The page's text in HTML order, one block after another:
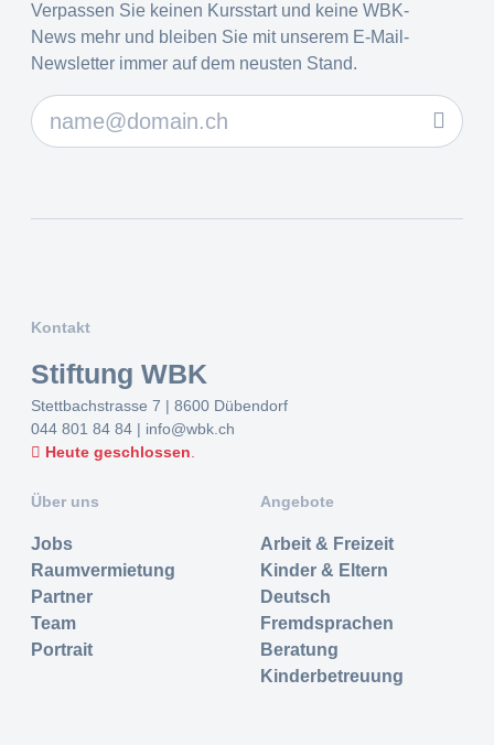
Verpassen Sie keinen Kursstart und keine WBK-
News mehr und bleiben Sie mit unserem E-Mail-
Newsletter immer auf dem neusten Stand.
Kontakt
Stiftung WBK
Stettbachstrasse 7 | 8600 Dübendorf
044 801 84 84 | info@wbk.ch
Heute geschlossen
Über uns
Jobs
Raumvermietung
Partner
Team
Portrait
Angebote
Arbeit & Freizeit
Kinder & Eltern
Deutsch
Fremdsprachen
Beratung
Kinderbetreuung